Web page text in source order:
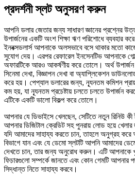
প্রদর্শনী স্লট অনুসরণ করুন
আপনি ডলার জেতার জন্য সাধারণ জ্ঞানের প্রশ্নের
উপার্জনের একটি অংশ শিক্ষা ঋণ পরিশোধে ব্যবহার
ইনবক্সডলার্স আপনাকে অলসভাবে বসে থাকার মতো
সুযোগ দেয়। এরপর রেফারেল ইনসেনটিভ আপনাকে
অফারটিকে আরও আকর্ষণীয় করে তোলে। অর্থ
সিনেমা দেখা, বিজ্ঞাপন দেখা বা অ্যাপ্লিকেশন
করে হয়। পেপ্যাল ​​ডলারের জন্য, ন্যূনতম কমিশন
কম হয়, যা ন্যূনতম প্রচেষ্টায় চলতে চলতে উপার্জন
এটিকে একটি ভালো বিকল্প করে তোলে।
আপনার যে ডিভাইসে খেলছেন, সেটিতে নতুন রিনিউ
আপনার ডিজিটাল ক্রেডিট সহ পুনরায় লোড হয়ে
যদি আমাদের সাহায্য করতে চান, তাহলে অনুগ্রহ করে
বিভাগে যান এবং যে ডেমো স্লটটি আপনি আমাদের
দেখতে চান, তার জন্য অনুরোধ করুন। এটি আপনাকে
ফিচারগুলো সম্পর্কে জানতে এবং কোন গেমটি আপনার
সিদ্ধান্ত নিতে সাহায্য করবে।